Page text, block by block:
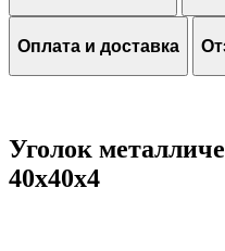
Оплата и доставка
Уголок
40х40х4